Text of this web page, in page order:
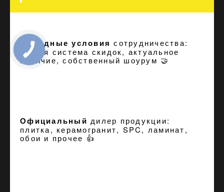
Выгодные условия сотрудничества:
гибкая система скидок, актуальное
наличие, собственный шоурум 🤝
Официальный дилер продукции:
плитка, керамогранит, SPC, ламинат,
обои и прочее 👍